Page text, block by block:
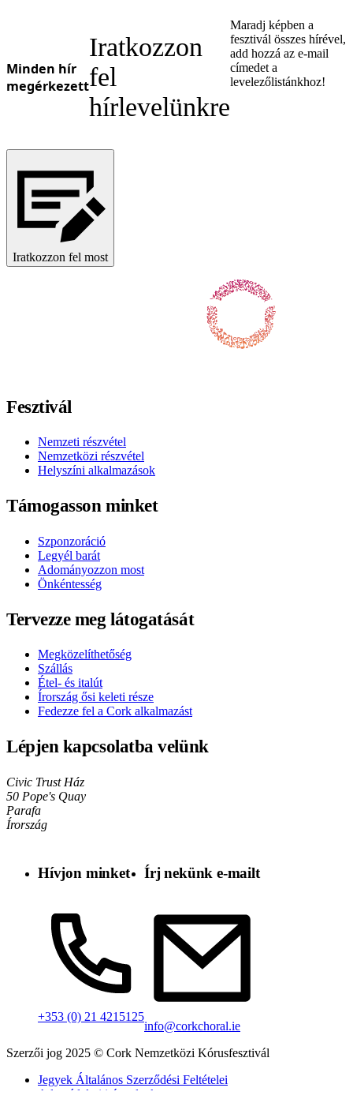
Minden hír
megérkezett
Iratkozzon
fel
hírlevelünkre
Maradj képben a
fesztivál összes hírével,
add hozzá az e-mail
címedet a
levelezőlistánkhoz!
Iratkozzon fel most
Fesztivál
Nemzeti részvétel
Nemzetközi részvétel
Helyszíni alkalmazások
Támogasson minket
Szponzoráció
Legyél barát
Adományozzon most
Önkéntesség
Tervezze meg látogatását
Megközelíthetőség
Szállás
Étel- és italút
Írország ősi keleti része
Fedezze fel a Cork alkalmazást
Lépjen kapcsolatba velünk
Civic Trust Ház
50 Pope's Quay
Parafa
Írország
Hívjon minket
+353 (0) 21 4215125
Írj nekünk e-mailt
info@corkchoral.ie
Szerzői jog 2025 © Cork Nemzetközi Kórusfesztivál
Jegyek Általános Szerződési Feltételei
Adatvédelmi irányelvek